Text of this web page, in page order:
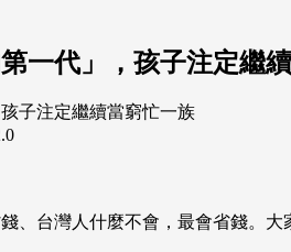
一代」，孩子注定繼
、台灣人什麼不會，最會省錢。大